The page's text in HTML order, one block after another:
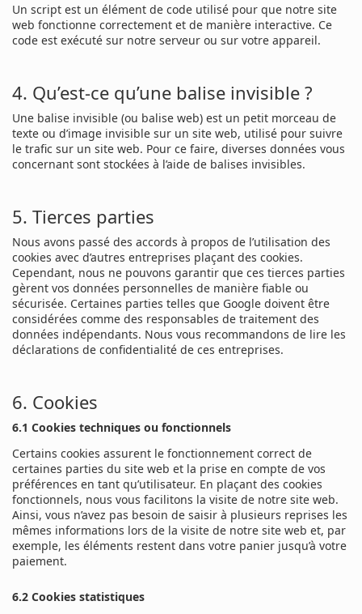
Un script est un élément de code utilisé pour que notre site
web fonctionne correctement et de manière interactive. Ce
code est exécuté sur notre serveur ou sur votre appareil.
4. Qu’est-ce qu’une balise invisible ?
Une balise invisible (ou balise web) est un petit morceau de
texte ou d’image invisible sur un site web, utilisé pour suivre
le trafic sur un site web. Pour ce faire, diverses données vous
concernant sont stockées à l’aide de balises invisibles.
5. Tierces parties
Nous avons passé des accords à propos de l’utilisation des
cookies avec d’autres entreprises plaçant des cookies.
Cependant, nous ne pouvons garantir que ces tierces parties
gèrent vos données personnelles de manière fiable ou
sécurisée. Certaines parties telles que Google doivent être
considérées comme des responsables de traitement des
données indépendants. Nous vous recommandons de lire les
déclarations de confidentialité de ces entreprises.
6. Cookies
6.1 Cookies techniques ou fonctionnels
Certains cookies assurent le fonctionnement correct de
certaines parties du site web et la prise en compte de vos
préférences en tant qu’utilisateur. En plaçant des cookies
fonctionnels, nous vous facilitons la visite de notre site web.
Ainsi, vous n’avez pas besoin de saisir à plusieurs reprises les
mêmes informations lors de la visite de notre site web et, par
exemple, les éléments restent dans votre panier jusqu’à votre
paiement.
6.2 Cookies statistiques